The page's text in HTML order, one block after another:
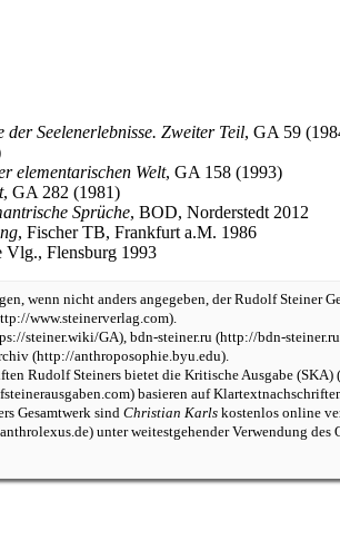
der Seelenerlebnisse. Zweiter Teil, GA 59
elementarischen Welt, GA 158 (1993)
, GA 282 (1981)
Sprüche, BOD, Norderstedt 2012
, Fischer TB, Frankfurt a.M. 1986
Vlg., Flensburg 1993
wenn nicht anders angegeben, derRudolf Steiner
.
, bdn-steiner.ru
.
Rudolf Steiners bietet die Kritische Ausgabe (SKA)
basieren auf
Gesamtwerk sind Christian Karls kostenlos online
unter weitestgehender Verwendung